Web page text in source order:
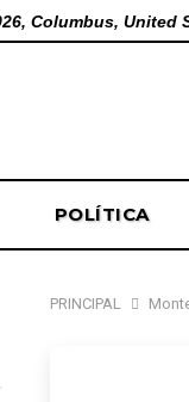
Columbus, United
POLÍTICA
PRINCIPAL